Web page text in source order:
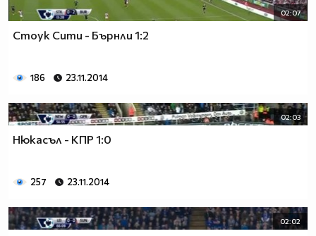
02:07
Стоук Сити - Бърнли 1:2
186 23.11.2014
02:03
Нюкасъл - КПР 1:0
257 23.11.2014
02:02